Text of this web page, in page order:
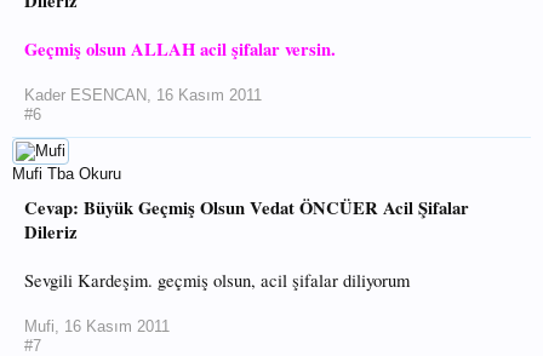
Geçmiş olsun ALLAH acil şifalar versin.
Kader ESENCAN, 16 Kasım 2011
#6
Mufi Tba Okuru
Cevap: Büyük Geçmiş Olsun Vedat ÖNCÜER Acil Şifalar
Dileriz
Sevgili Kardeşim. geçmiş olsun, acil şifalar diliyorum
Mufi, 16 Kasım 2011
#7